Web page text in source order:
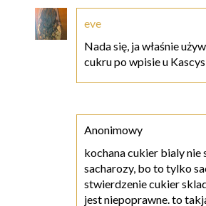
eve
Nada się, ja właśnie
cukru po wpisie u
Anonimowy
kochana cukier bialy nie
sacharozy, bo to tylko
stwierdzenie cukier
jest niepoprawne. to